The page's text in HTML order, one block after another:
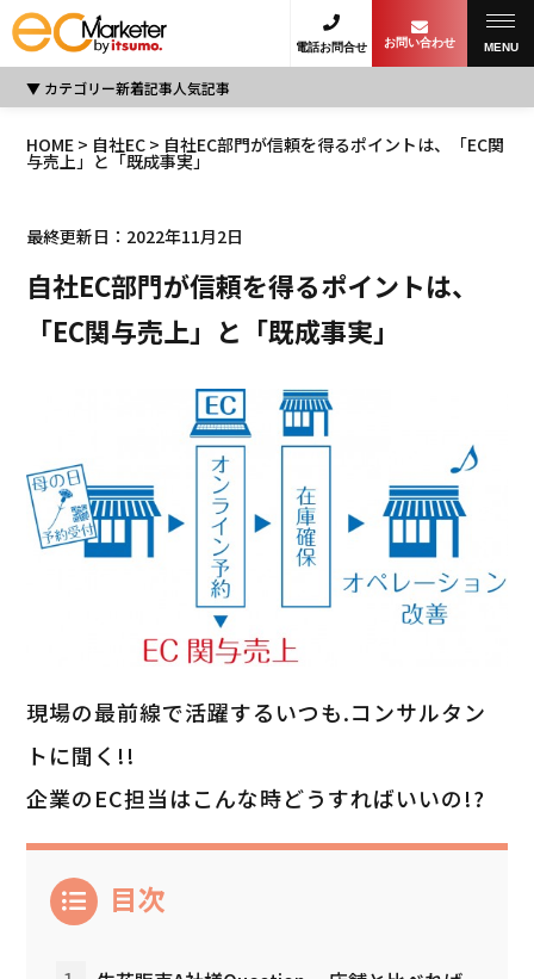
電話お問合せ お問い合わせ MENU
カテゴリー新着記事人気記事
HOME > 自社EC > 自社EC部門が信頼を得るポイントは、「EC関
与売上」と「既成事実」
最終更新日：2022年11月2日
自社EC部門が信頼を得るポイントは、
「EC関与売上」と「既成事実」
現場の最前線で活躍するいつも.コンサルタン
トに聞く!!
企業のEC担当はこんな時どうすればいいの!?
目次